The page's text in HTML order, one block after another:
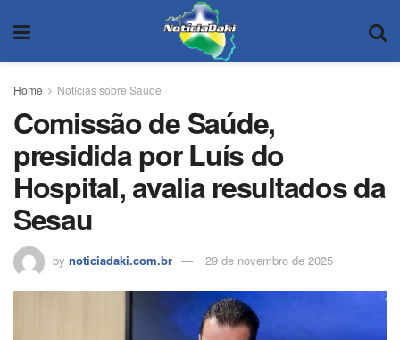
Home Notícias sobre Saúde
Comissão de Saúde,
presidida por Luís do
Hospital, avalia resultados da
Sesau
by noticiadaki.com.br 29 de novembro de 2025